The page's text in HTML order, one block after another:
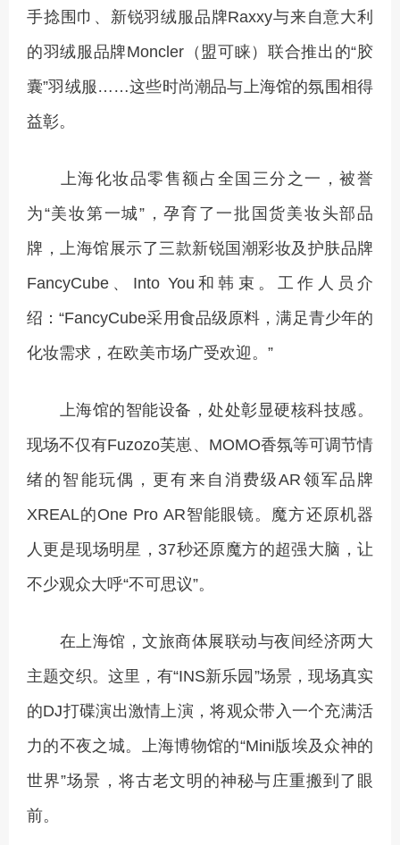
手捻围巾、新锐羽绒服品牌Raxxy与来自意大利
的羽绒服品牌Moncler（盟可睐）联合推出的“胶
囊”羽绒服……这些时尚潮品与上海馆的氛围相得
益彰。
上海化妆品零售额占全国三分之一，被誉
为“美妆第一城”，孕育了一批国货美妆头部品
牌，上海馆展示了三款新锐国潮彩妆及护肤品牌
FancyCube、Into You和韩束。工作人员介
绍：“FancyCube采用食品级原料，满足青少年的
化妆需求，在欧美市场广受欢迎。”
上海馆的智能设备，处处彰显硬核科技感。
现场不仅有Fuzozo芙崽、MOMO香氛等可调节情
绪的智能玩偶，更有来自消费级AR领军品牌
XREAL的One Pro AR智能眼镜。魔方还原机器
人更是现场明星，37秒还原魔方的超强大脑，让
不少观众大呼“不可思议”。
在上海馆，文旅商体展联动与夜间经济两大
主题交织。这里，有“INS新乐园”场景，现场真实
的DJ打碟演出激情上演，将观众带入一个充满活
力的不夜之城。上海博物馆的“Mini版埃及众神的
世界”场景，将古老文明的神秘与庄重搬到了眼
前。